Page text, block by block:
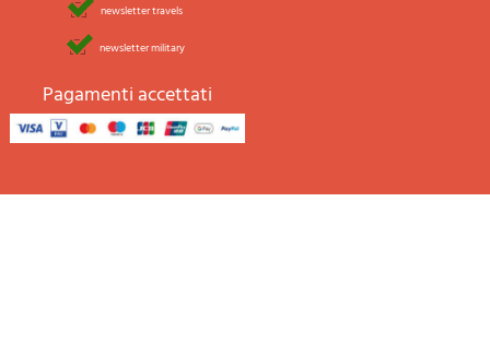
newsletter travels
newsletter military
Pagamenti accettati